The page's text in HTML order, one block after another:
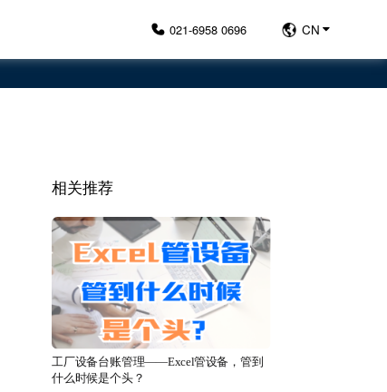
021-6958 0696 CN
相关推荐
工厂设备台账管理——Excel管设备，管到
什么时候是个头？